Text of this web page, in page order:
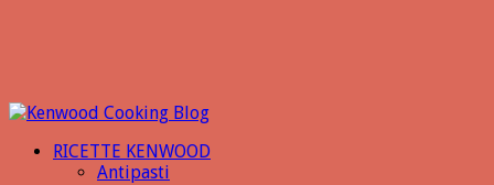
RICETTE KENWOOD
Antipasti